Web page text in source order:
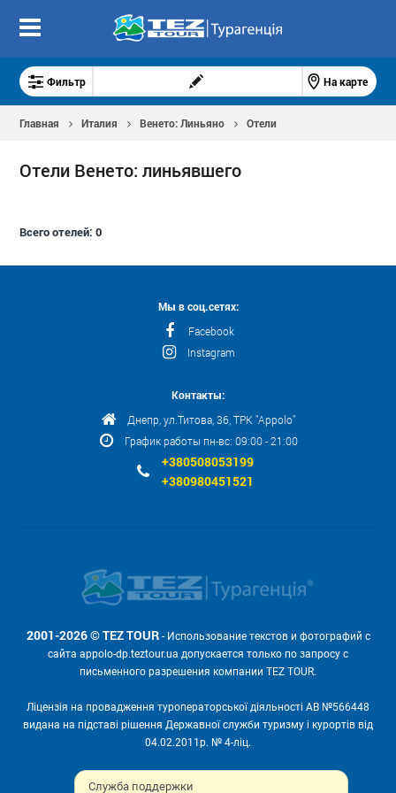
Фильтр На карте
Главная Италия Венето: Линьяно Отели
Отели Венето: линьявшего
Всего отелей:0
Служба поддержки
Мы в соц.сетях:
Facebook
Instagram
Контакты:
Днепр, ул.Титова, 36, ТРК "Appolo"
График работы пн-вс: 09:00 - 21:00
+380508053199
+380980451521
2001-2026 © TEZ TOUR- Использование текстов и фотографий с
сайта appolo-dp.teztour.ua допускается только по запросу с
письменного разрешения компании TEZ TOUR.
Ліцензія на провадження туроператорської діяльності АВ №566448
видана на підставі рішення Державної служби туризму і курортів від
04.02.2011р. № 4-ліц.
Мы принимаем: